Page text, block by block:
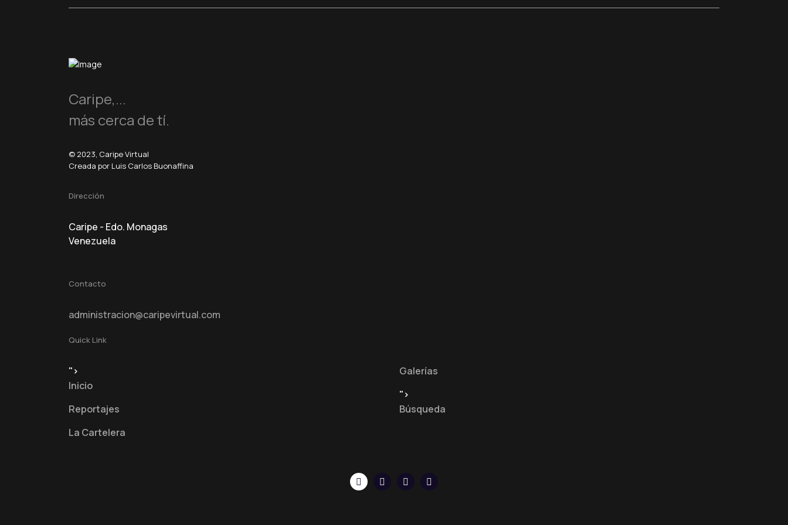
Caripe,...
más cerca de tí.
© 2023, Caripe Virtual
Creada por Luis Carlos Buonaffina
Dirección
Caripe - Edo. Monagas
Venezuela
Contacto
administracion@caripevirtual.com
Quick Link
">
Inicio
Reportajes
La Cartelera
Galerías
">
Búsqueda